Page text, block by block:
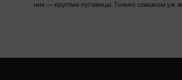
них — круглые пуговицы. Только слишком уж